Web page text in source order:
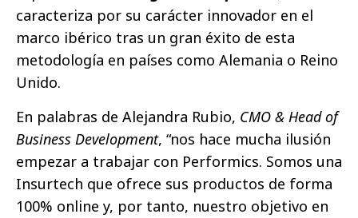
caracteriza por su carácter innovador en el
marco ibérico tras un gran éxito de esta
metodología en países como Alemania o Reino
Unido.
En palabras de Alejandra Rubio, CMO & Head of
Business Development, “nos hace mucha ilusión
empezar a trabajar con Performics. Somos una
Insurtech que ofrece sus productos de forma
100% online y, por tanto, nuestro objetivo en